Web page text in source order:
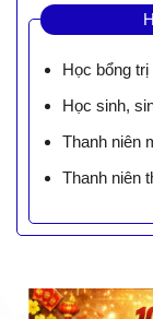
Học bổng trị
Học sinh,
Thanh niên
Thanh niên